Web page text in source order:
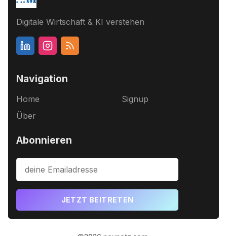
Digitale Wirtschaft & KI verstehen
Navigation
Home
Über
Signup
Abonnieren
JETZT BEITRETEN